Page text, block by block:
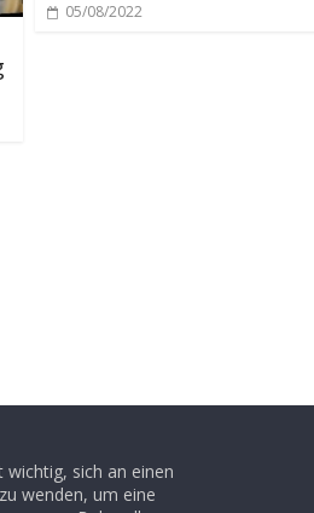
05/08/2022
wichtig, sich an einen
wenden, um eine